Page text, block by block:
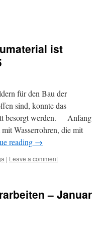
ist
für den Bau der
sind, konnte das
besorgt werden. Anfang
Wasserrohren, die mit
reading →
| Leave a comment
– Januar